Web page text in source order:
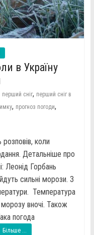
в Україну
перший сніг, перший сніг в
, прогноз погоди,
коли
Детальніше про
Леонід Горбань
сильні морози. З
Температура
морозу вночі. Також
погода
Більше ...